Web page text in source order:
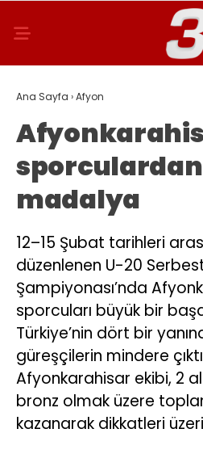
Ana Sayfa ›Afyon
sporculardan
madalya
12–15 Şubat tarihleri
düzenlenen U-20
Şampiyonası’nda
sporcuları büyük bir
Türkiye’nin dört bir
güreşçilerin mindere
Afyonkarahisar ekibi, 2
bronz olmak üzere
kazanarak dikkatleri